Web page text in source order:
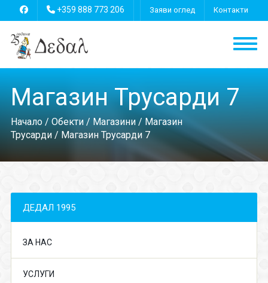
+359 888 773 206 Заяви оглед Контакти
Магазин Трусарди 7
Начало/ Обекти/ Магазини/ Магазин
Трусарди/ Магазин Трусарди 7
ДЕДАЛ 1995
ЗА НАС
УСЛУГИ